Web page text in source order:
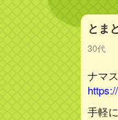
とま
30代
ナマ
手軽